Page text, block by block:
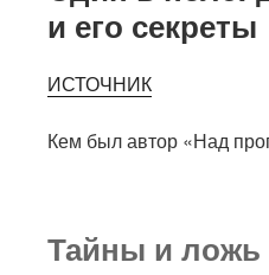
и его секреты
ИСТОЧНИК
Кем был автор «Над
Тайны и ложь